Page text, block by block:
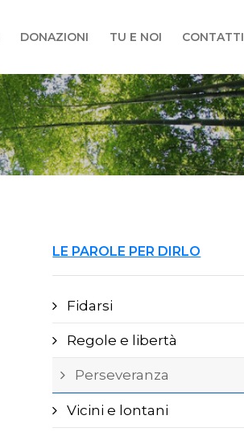
DONAZIONI TU E NOI CONTATTI
LE PAROLE PER DIRLO
Fidarsi
Regole e libertà
Perseveranza
Vicini e lontani